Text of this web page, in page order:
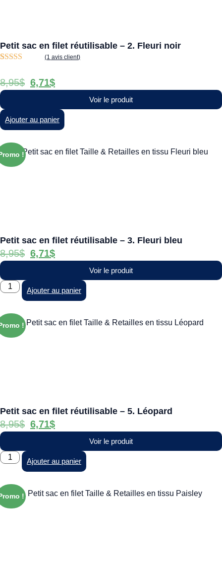
Petit sac en filet réutilisable – 2. Fleuri noir
5 basé sur
notation
client
(1 avis client)
8,95$ 6,71$
Voir le produit
Ajouter au panier
!
Petit sac en filet réutilisable – 3. Fleuri bleu
8,95$ 6,71$
Voir le produit
Ajouter au panier
!
Petit sac en filet réutilisable – 5. Léopard
8,95$ 6,71$
Voir le produit
Ajouter au panier
!